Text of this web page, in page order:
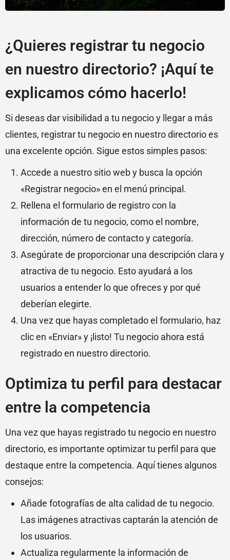
¿Quieres registrar tu negocio
en nuestro directorio? ¡Aquí te
explicamos cómo hacerlo!
Si deseas dar visibilidad a tu negocio y llegar a más
clientes, registrar tu negocio en nuestro directorio es
una excelente opción. Sigue estos simples pasos:
Accede a nuestro sitio web y busca la opción
«Registrar negocio» en el menú principal.
Rellena el formulario de registro con la
información de tu negocio, como el nombre,
dirección, número de contacto y categoría.
Asegúrate de proporcionar una descripción clara y
atractiva de tu negocio. Esto ayudará a los
usuarios a entender lo que ofreces y por qué
deberían elegirte.
Una vez que hayas completado el formulario, haz
clic en «Enviar» y ¡listo! Tu negocio ahora está
registrado en nuestro directorio.
Optimiza tu perfil para destacar
entre la competencia
Una vez que hayas registrado tu negocio en nuestro
directorio, es importante optimizar tu perfil para que
destaque entre la competencia. Aquí tienes algunos
consejos:
Añade fotografías de alta calidad de tu negocio.
Las imágenes atractivas captarán la atención de
los usuarios.
Actualiza regularmente la información de